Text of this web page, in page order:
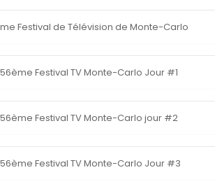
Festival de Télévision de Monte-Carlo
56ème Festival TV Monte-Carlo Jour #1
56ème Festival TV Monte-Carlo jour #2
56ème Festival TV Monte-Carlo Jour #3